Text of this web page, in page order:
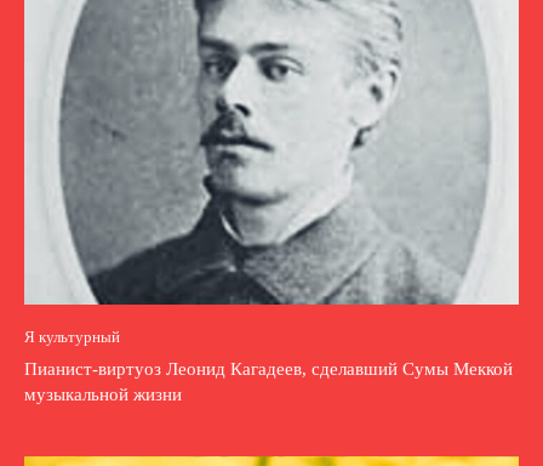
Я культурный
Пианист-виртуоз Леонид Кагадеев, сделавший Сумы Меккой
музыкальной жизни